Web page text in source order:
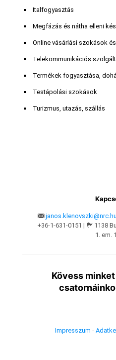
Italfogyasztás
Megfázás és nátha elleni
Online vásárlási szokások
Telekommunikációs
Termékek fogyasztása,
Testápolási szokások
Turizmus, utazás, szállás
janos.klenovszki@nrc.hu
+36-1-631-0151 |
1138
1. em.
Kövess
Impresszum -